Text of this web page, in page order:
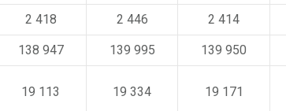
2 418 2 446 2 414
138 947 139 995 139 950
19 113 19 334 19 171